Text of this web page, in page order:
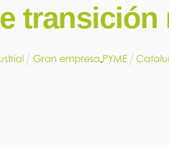
transición
Gran empresa,PYME